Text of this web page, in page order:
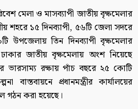
মেলা ও মাসব্যাপী জাতীয় বৃক্ষমেলার
শহরে ১৫ দিনব্যাপী, ৫৬টি জেলা সদরে
উপজেলায় তিন দিনব্যাপী বৃক্ষমেলার
জাতীয় বৃক্ষমেলায় অংশ নিয়েছে
ভারসাম্য রক্ষায় পাঁচ বছরে ২৫ কোটি
বাস্তবায়নে প্রধানমন্ত্রীর কার্যালয়ের
গঠন করা হয়েছে।